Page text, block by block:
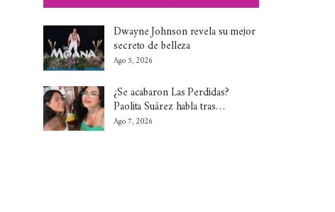
Dwayne Johnson revela su mejor
secreto de belleza
Ago 5, 2026
¿Se acabaron Las Perdidas?
Paolita Suárez habla tras…
Ago 7, 2026